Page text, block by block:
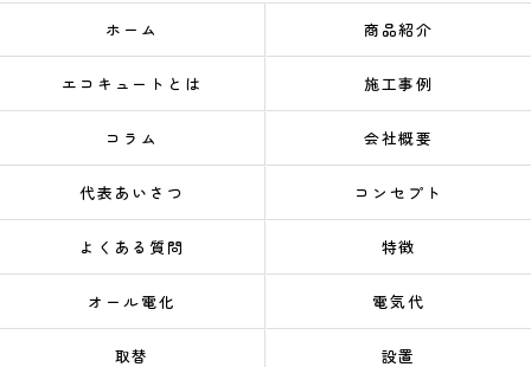
ホーム 商品紹介
エコキュートとは 施工事例
コラム 会社概要
代表あいさつ コンセプト
よくある質問 特徴
オール電化 電気代
取替 設置